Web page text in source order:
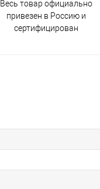
Весь товар официально
привезен в Россию и
сертифицирован